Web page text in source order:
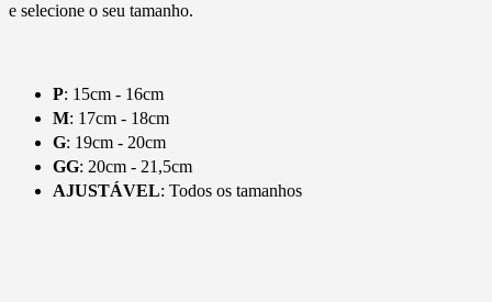
e selecione o seu tamanho.
P: 15cm - 16cm
M: 17cm - 18cm
G: 19cm - 20cm
GG: 20cm - 21,5cm
AJUSTÁVEL: Todos os tamanhos